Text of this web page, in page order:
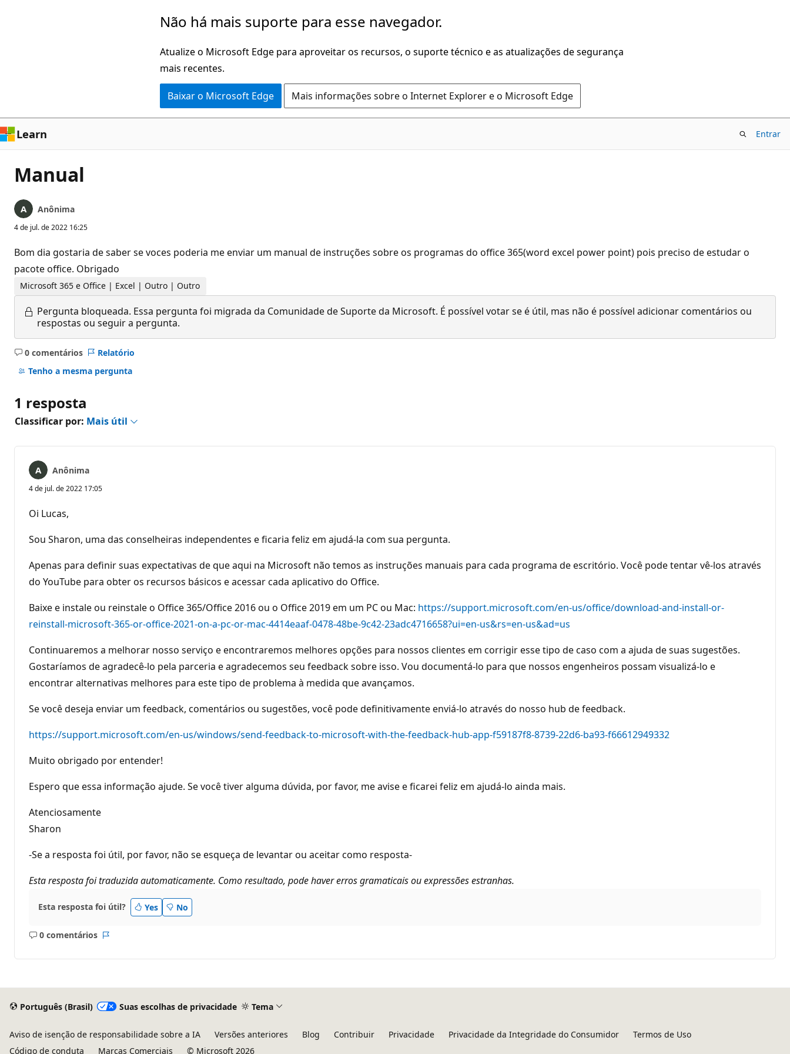
Não há mais suporte para esse navegador.
Atualize o Microsoft Edge para aproveitar os recursos, o suporte técnico e as atualizações de segurança
mais recentes.
Baixar o Microsoft Edge Mais informações sobre o Internet Explorer e o Microsoft Edge
Learn Entrar
Manual
Anônima
4 de jul. de 2022 16:25
Bom dia gostaria de saber se voces poderia me enviar um manual de instruções sobre os programas do office 365(word excel power point) pois preciso de estudar o
pacote office. Obrigado
Microsoft 365 e Office | Excel | Outro | Outro
Pergunta bloqueada. Essa pergunta foi migrada da Comunidade de Suporte da Microsoft. É possível votar se é útil, mas não é possível adicionar comentários ou
respostas ou seguir a pergunta.
0 comentários
Sem
comentários
Relatório
Tenho a mesma pergunta
1 resposta
Classificar por: Mais útil
Anônima
4 de jul. de 2022 17:05
Oi Lucas,
Sou Sharon, uma das conselheiras independentes e ficaria feliz em ajudá-la com sua pergunta.
Apenas para definir suas expectativas de que aqui na Microsoft não temos as instruções manuais para cada programa de escritório. Você pode tentar vê-los através
do YouTube para obter os recursos básicos e acessar cada aplicativo do Office.
Baixe e instale ou reinstale o Office 365/Office 2016 ou o Office 2019 em um PC ou Mac: https://support.microsoft.com/en-us/office/download-and-install-or-
reinstall-microsoft-365-or-office-2021-on-a-pc-or-mac-4414eaaf-0478-48be-9c42-23adc4716658?ui=en-us&rs=en-us&ad=us
Continuaremos a melhorar nosso serviço e encontraremos melhores opções para nossos clientes em corrigir esse tipo de caso com a ajuda de suas sugestões.
Gostaríamos de agradecê-lo pela parceria e agradecemos seu feedback sobre isso. Vou documentá-lo para que nossos engenheiros possam visualizá-lo e
encontrar alternativas melhores para este tipo de problema à medida que avançamos.
Se você deseja enviar um feedback, comentários ou sugestões, você pode definitivamente enviá-lo através do nosso hub de feedback.
https://support.microsoft.com/en-us/windows/send-feedback-to-microsoft-with-the-feedback-hub-app-f59187f8-8739-22d6-ba93-f66612949332
Muito obrigado por entender!
Espero que essa informação ajude. Se você tiver alguma dúvida, por favor, me avise e ficarei feliz em ajudá-lo ainda mais.
Atenciosamente
Sharon
-Se a resposta foi útil, por favor, não se esqueça de levantar ou aceitar como resposta-
Esta resposta foi traduzida automaticamente. Como resultado, pode haver erros gramaticais ou expressões estranhas.
Esta resposta foi útil? Yes No
0 comentários
Sem
Português (Brasil) Suas escolhas de privacidade Tema
Aviso de isenção de responsabilidade sobre a IA Versões anteriores Blog Contribuir Privacidade Privacidade da Integridade do Consumidor
Termos de Uso
Código de conduta
Marcas Comerciais © Microsoft 2026